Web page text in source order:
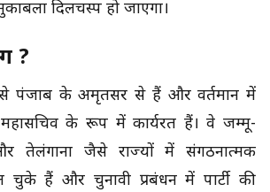
दिलचस्प हो जाएगा।
?
पंजाब के अमृतसर से हैं और वर्तमान में
महासचिव के रूप में कार्यरत हैं। वे जम्मू-
तेलंगाना जैसे राज्यों में संगठनात्मक
चुके हैं और चुनावी प्रबंधन में पार्टी की